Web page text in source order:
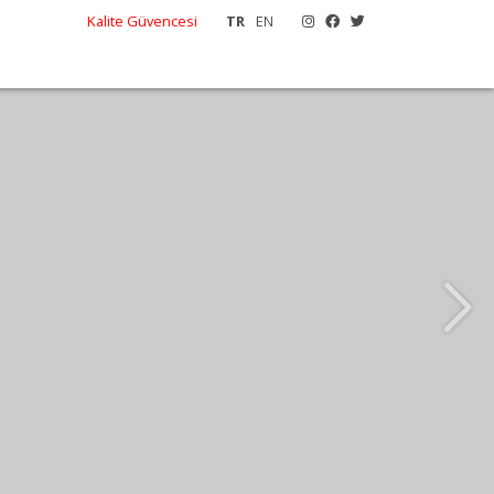
TR EN
Kalite Güvencesi